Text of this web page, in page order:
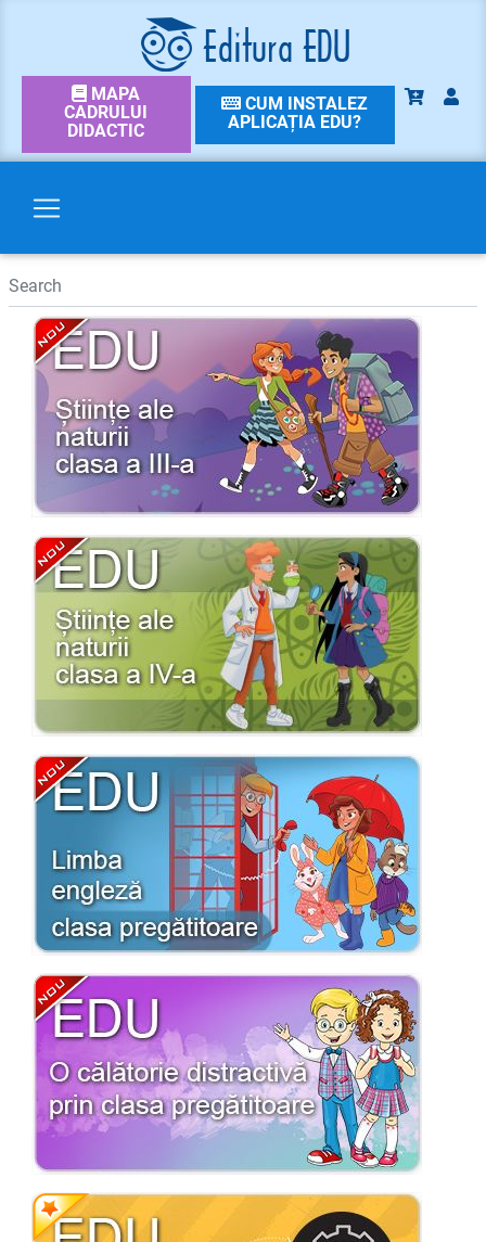
MAPA
CADRULUI
DIDACTIC
CUM INSTALEZ
APLICAȚIA EDU?